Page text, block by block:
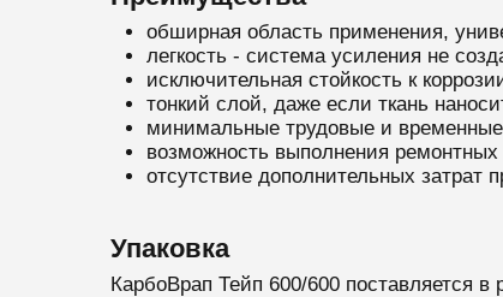
обширная область применения,
легкость - система усиления не
исключительная стойкость к
тонкий слой, даже если ткань
минимальные трудовые и
возможность выполнения
отсутствие дополнительных затрат
Упаковка
КарбоВрап Тейп 600/600 поставляется в